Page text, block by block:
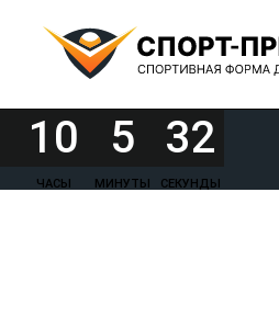
10
ЧАСЫ
5
МИНУТЫ
32
СЕКУНДЫ